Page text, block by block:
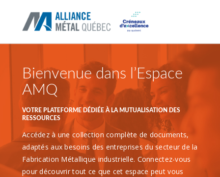
Bienvenue dans l’Espace
AMQ
VOTRE PLATEFORME DÉDIÉE À LA MUTUALISATION DES
RESSOURCES
Accédez à une collection complète de documents,
adaptés aux besoins des entreprises du secteur de la
Fabrication Métallique industrielle. Connectez-vous
pour découvrir tout ce que cet espace peut vous